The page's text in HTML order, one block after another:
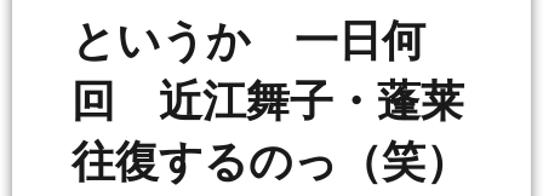
というか 一日何
回 近江舞子・蓬莱
往復するのっ（笑）